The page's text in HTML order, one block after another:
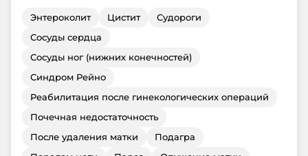
Энтероколит Цистит
Судороги
Сосуды сердца
Сосуды ног (нижних конечностей)
Синдром Рейно
Реабилитация после гинекологических операций
Почечная недостаточность
После удаления матки
Подагра